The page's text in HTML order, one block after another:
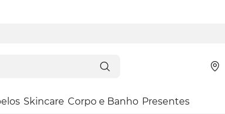
Skincare Corpo e Banho Presentes